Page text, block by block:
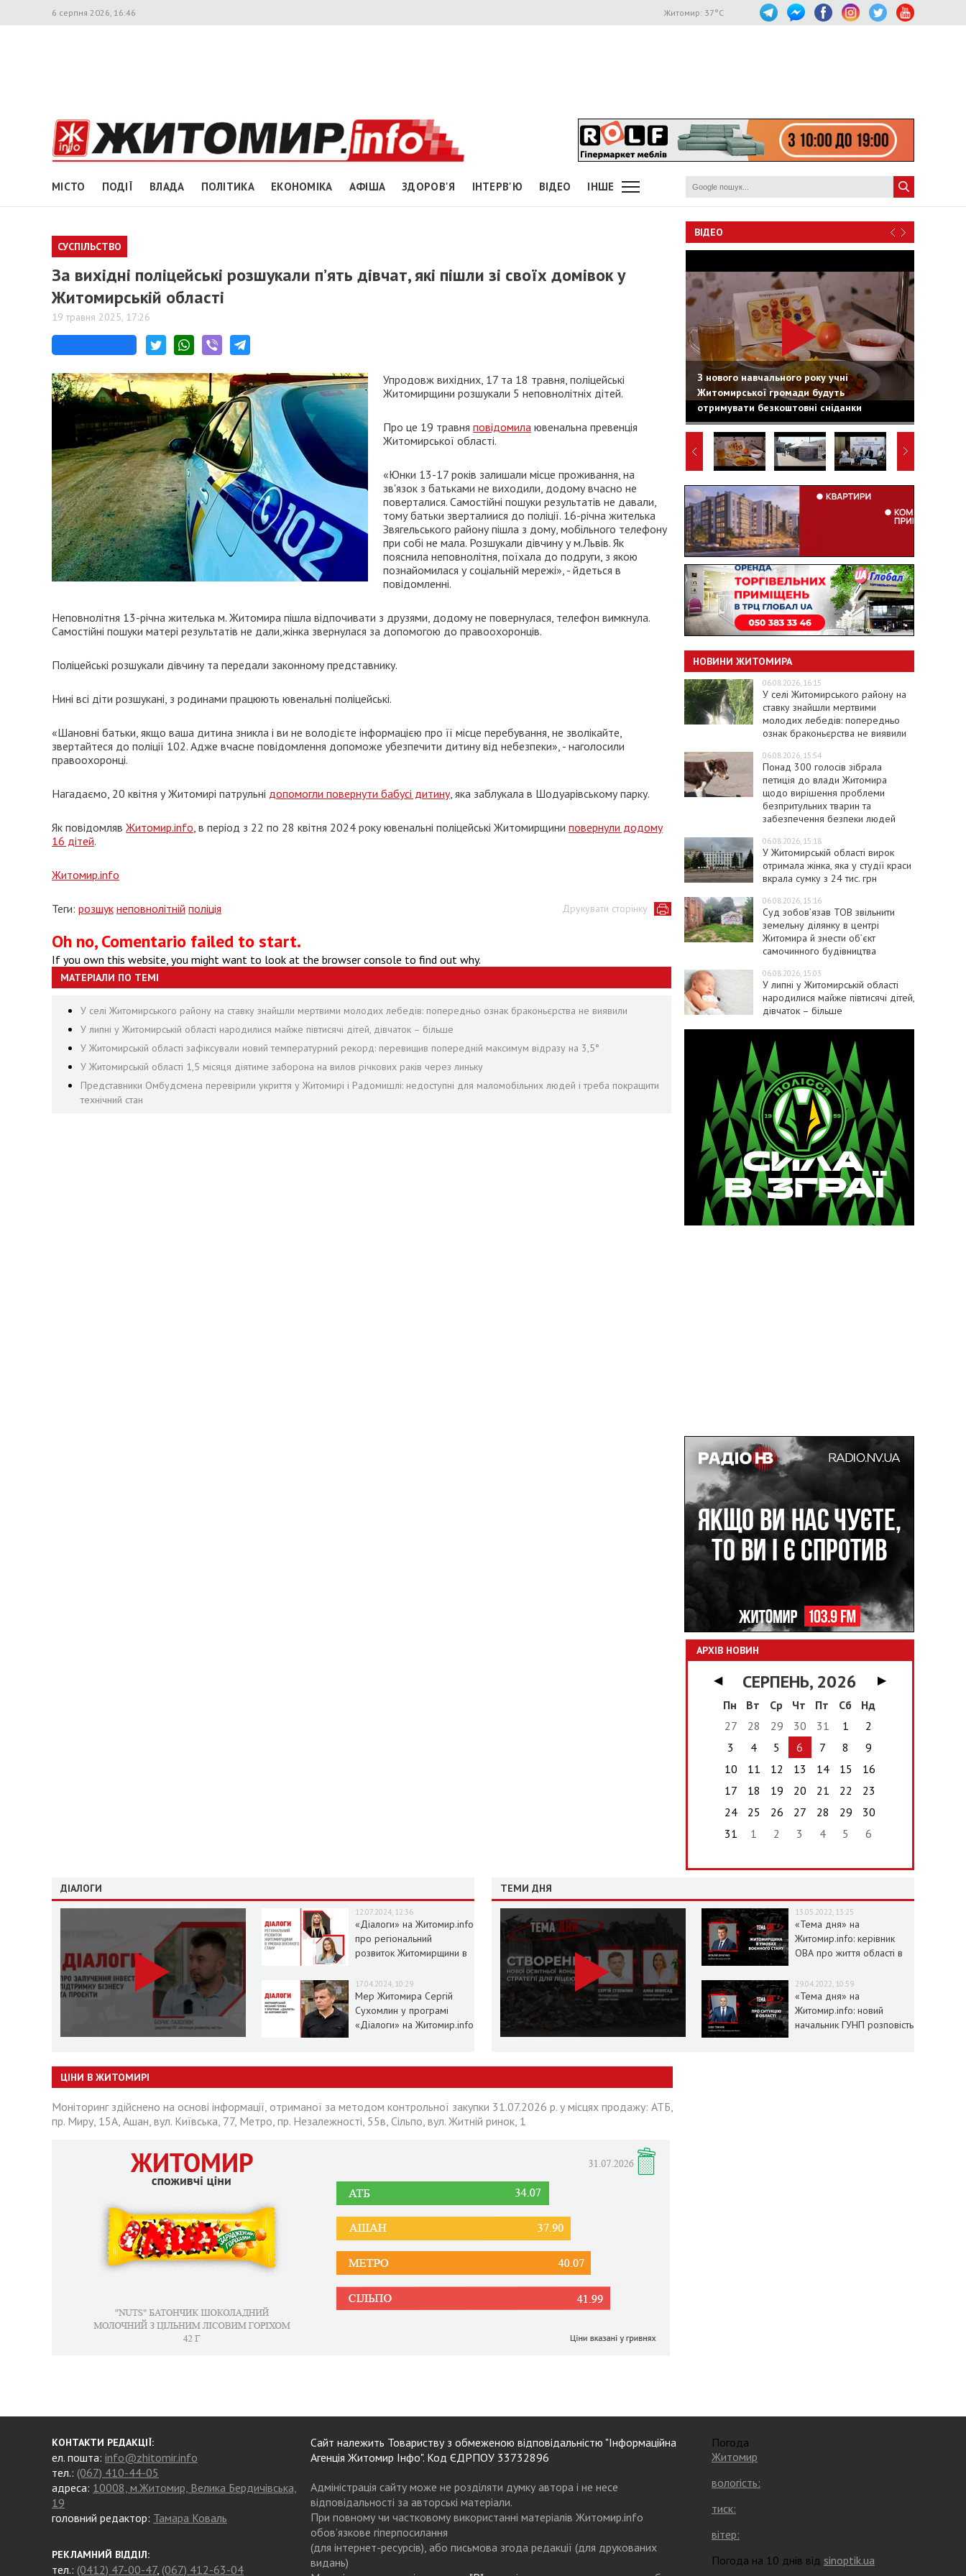
6 серпня 2026, 16:46 Житомир: 37°C
МІСТО ПОДІЇ ВЛАДА ПОЛІТИКА ЕКОНОМІКА АФІША ЗДОРОВ'Я ІНТЕРВ'Ю ВІДЕО ІНШЕ
СУСПІЛЬСТВО
За вихідні поліцейські розшукали п’ять дівчат, які пішли зі своїх домівок у
Житомирській області
19 травня 2025, 17:26
Упродовж вихідних, 17 та 18 травня, поліцейські
Житомирщини розшукали 5 неповнолітніх дітей.
Про це 19 травня повідомила ювенальна превенція
Житомирської області.
«Юнки 13-17 років залишали місце проживання, на
зв'язок з батьками не виходили, додому вчасно не
поверталися. Самостійні пошуки результатів не давали,
тому батьки зверталиися до поліції. 16-річна жителька
Звягельського району пішла з дому, мобільного телефону
при собі не мала. Розшукали дівчину у м.Львів. Як
пояснила неповнолітня, поїхала до подруги, з якою
познайомилася у соціальній мережі», - йдеться в
повідомленні.
Неповнолітня 13-річна жителька м. Житомира пішла відпочивати з друзями, додому не повернулася, телефон вимкнула.
Самостійні пошуки матері результатів не дали,жінка звернулася за допомогою до правоохоронців.
Поліцейські розшукали дівчину та передали законному представнику.
Нині всі діти розшукані, з родинами працюють ювенальні поліцейські.
«Шановні батьки, якщо ваша дитина зникла і ви не володієте інформацією про її місце перебування, не зволікайте,
звертайтеся до поліції 102. Адже вчасне повідомлення допоможе убезпечити дитину від небезпеки», - наголосили
правоохоронці.
Нагадаємо, 20 квітня у Житомирі патрульні допомогли повернути бабусі дитину, яка заблукала в Шодуарівському парку.
Як повідомляв Житомир.info, в період з 22 по 28 квітня 2024 року ювенальні поліцейські Житомирщини повернули додому
16 дітей.
Житомир.info
Друкувати сторінку
Теги: розшук неповнолітній поліція
Oh no, Comentario failed to start.
If you own this website, you might want to look at the browser console to find out why.
МАТЕРІАЛИ ПО ТЕМІ
У селі Житомирського району на ставку знайшли мертвими молодих лебедів: попередньо ознак браконьєрства не виявили
У липні у Житомирській області народилися майже півтисячі дітей, дівчаток – більше
У Житомирській області зафіксували новий температурний рекорд: перевищив попередній максимум відразу на 3,5°
У Житомирській області 1,5 місяця діятиме заборона на вилов річкових раків через линьку
Представники Омбудсмена перевірили укриття у Житомирі і Радомишлі: недоступні для маломобільних людей і треба покращити
технічний стан
ВІДЕО
З нового навчального року учні
Житомирської громади будуть
отримувати безкоштовні сніданки
НОВИНИ ЖИТОМИРА
06.08.2026, 16:15
У селі Житомирського району на
ставку знайшли мертвими
молодих лебедів: попередньо
ознак браконьєрства не виявили
06.08.2026, 15:54
Понад 300 голосів зібрала
петиція до влади Житомира
щодо вирішення проблеми
безпритульних тварин та
забезпечення безпеки людей
06.08.2026, 15:18
У Житомирській області вирок
отримала жінка, яка у студії краси
вкрала сумку з 24 тис. грн
06.08.2026, 15:16
Суд зобов’язав ТОВ звільнити
земельну ділянку в центрі
Житомира й знести об’єкт
самочинного будівництва
06.08.2026, 15:03
У липні у Житомирській області
народилися майже півтисячі дітей,
дівчаток – більше
АРХІВ НОВИН
◀ СЕРПЕНЬ, 2026
▶
Пн
Вт Ср Чт Пт Сб
Нд
27
28 29 30 31 1
2
3
4 5 6 7 8
9
10
11 12 13 14 15
16
17
18 19 20 21 22
23
24
25 26 27 28 29
30
31
1 2 3 4 5 6
ДІАЛОГИ
12.07.2024, 12:36
«Діалоги» на Житомир.info
про регіональний
розвиток Житомирщини в
17.04.2024, 10:29
Мер Житомира Сергій
Сухомлин у програмі
«Діалоги» на Житомир.info
ТЕМИ ДНЯ
13.05.2022, 13:25
«Тема дня» на
Житомир.info: керівник
ОВА про життя області в
29.04.2022, 10:59
«Тема дня» на
Житомир.info: новий
начальник ГУНП розповість
ЦІНИ В ЖИТОМИРІ
Моніторинг здійснено на основі інформації, отриманої за методом контрольної закупки 31.07.2026 р. у місцях продажу: АТБ,
пр. Миру, 15А, Ашан, вул. Київська, 77, Метро, пр. Незалежності, 55в, Сільпо, вул. Житній ринок, 1
КОНТАКТИ РЕДАКЦІЇ:
ел. пошта: info@zhitomir.info
тел.: (067) 410-44-05
адреса: 10008, м.Житомир, Велика Бердичівська,
19
головний редактор: Тамара Коваль
РЕКЛАМНИЙ ВІДДІЛ:
тел.: (0412) 47-00-47, (067) 412-63-04
Сайт належить Товариству з обмеженою відповідальністю "Інформаційна
Агенція Житомир Інфо". Код ЄДРПОУ 33732896
Адміністрація сайту може не розділяти думку автора і не несе
відповідальності за авторські матеріали.
При повному чи частковому використанні матеріалів Житомир.info
обов’язкове гіперпосилання
(для інтернет-ресурсів), або письмова згода редакції (для друкованих
видань)
Погода
Житомир
вологість:
тиск:
вітер:
Погода на 10 днів від sinoptik.ua